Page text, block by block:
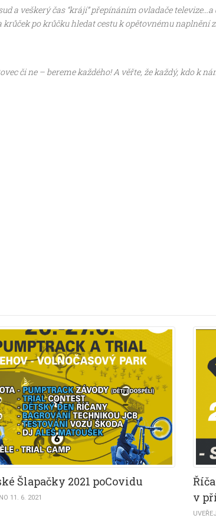
a veškerý čas “krájí” přepínáním ovladače
po krůčku hledat cestu k opětovnému naplnění
či ne – bereme každého! A věřte, že každý, kdo k
Šlapačky 2021 poCovidu
11. 6. 2021
v